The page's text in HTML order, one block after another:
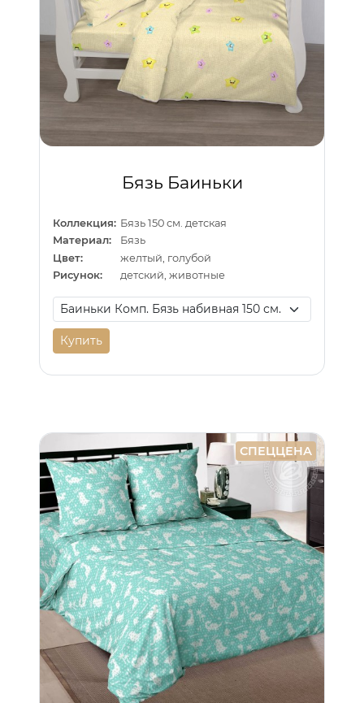
Бязь Баиньки
Коллекция: Бязь 150 см. детская
Материал:
Бязь
Цвет:
желтый, голубой
Рисунок:
детский, животные
Купить
СПЕЦЦЕНА